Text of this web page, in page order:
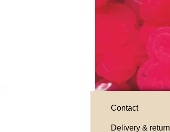
Contact
Delivery & return